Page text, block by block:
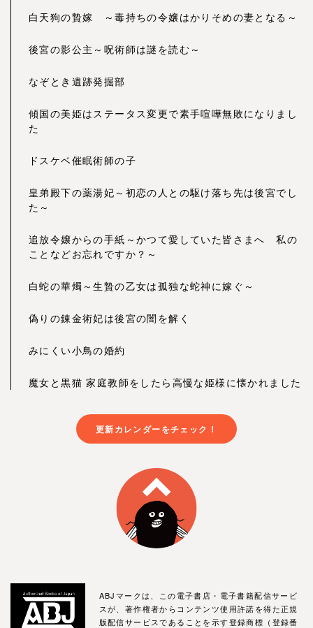
白天狗の贄嫁 ～毒持ちの令嬢はかりそめの妻となる～
後宮の影公主～呪術師は謎を読む～
なぞとき遺跡発掘部
傾国の美姫はステータス変更で素手喧嘩無敗になりまし
た
ドスケベ催眠術師の子
皇弟殿下の薬湯妃～初恋の人との駆け落ち先は後宮でし
た～
追放令嬢からの手紙～かつて愛していた皆さまへ 私の
ことなどお忘れですか？～
白蛇の華燭～生贄の乙女は孤独な蛇神に嫁ぐ～
偽りの錬金術妃は後宮の闇を解く
みにくい小鳥の婚約
魔女と黒猫 家庭教師をしたら高慢な姫様に懐かれました
更新カレンダーをチェック！
ABJマークは、この電子書店・電子書籍配信サービ
スが、著作権者からコンテンツ使用許諾を得た正規
版配信サービスであることを示す登録商標（登録番